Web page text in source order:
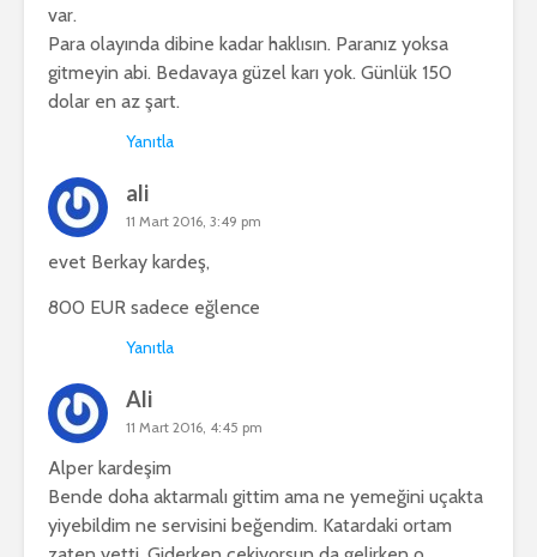
var.
Para olayında dibine kadar haklısın. Paranız yoksa
gitmeyin abi. Bedavaya güzel karı yok. Günlük 150
dolar en az şart.
Yanıtla
ali
11 Mart 2016, 3:49 pm
evet Berkay kardeş,
800 EUR sadece eğlence
Yanıtla
Ali
11 Mart 2016, 4:45 pm
Alper kardeşim
Bende doha aktarmalı gittim ama ne yemeğini uçakta
yiyebildim ne servisini beğendim. Katardaki ortam